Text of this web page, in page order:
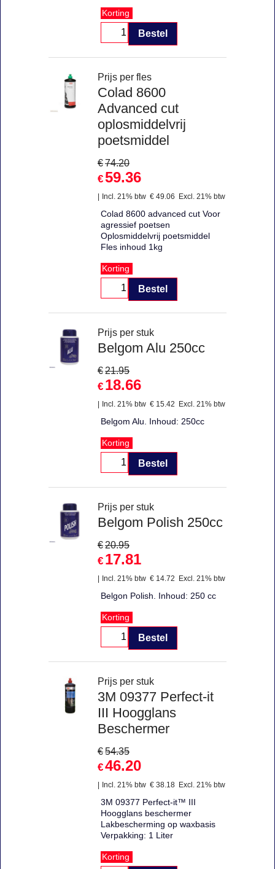
Korting
Bestel
Prijs per fles
Colad 8600
Advanced cut
oplosmiddelvrij
poetsmiddel
€74.20
€59.36
Incl. 21% btw € 49.06 Excl. 21% btw
Colad 8600 advanced cut Voor
agressief poetsen
Oplosmiddelvrij poetsmiddel
Fles inhoud 1kg
Korting
Bestel
Prijs per stuk
Belgom Alu 250cc
€21.95
€ 18.66
Incl. 21% btw € 15.42 Excl. 21% btw
Belgom Alu. Inhoud: 250cc
Korting
Bestel
Prijs per stuk
Belgom Polish 250cc
€20.95
€ 17.81
Incl. 21% btw € 14.72 Excl. 21% btw
Belgon Polish. Inhoud: 250 cc
Korting
Bestel
Prijs per stuk
3M 09377 Perfect-it
III Hoogglans
Beschermer
€54.35
€46.20
Incl. 21% btw € 38.18 Excl. 21% btw
3M 09377 Perfect-it™ III
Hoogglans beschermer
Lakbescherming op waxbasis
Verpakking: 1 Liter
Korting